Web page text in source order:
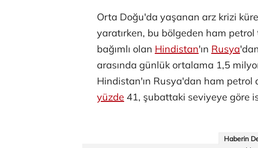
Orta Doğu'da yaşanan arz krizi
yaratırken, bu bölgeden ham
bağımlı olan Hindistan'ın Rusya
arasında günlük ortalama 1,5
Hindistan'ın Rusya'dan ham petrol
yüzde 41, şubattaki seviyeye göre
Haberin